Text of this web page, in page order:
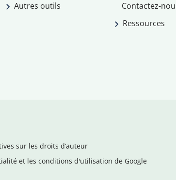
Autres outils
Contactez-
Ressources
sur les droits d’auteur
et les conditions d'utilisation de Google